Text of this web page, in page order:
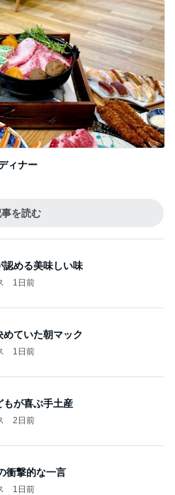
ィナー
を読む
認める美味しい味
1日前
ていた朝マック
1日前
もが喜ぶ手土産
2日前
衝撃的な一言
1日前